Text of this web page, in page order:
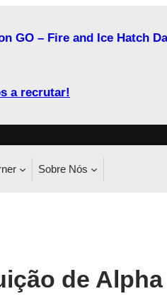
GO – Fire and Ice Hatch
a recrutar!
Sobre Nós
de Alpha